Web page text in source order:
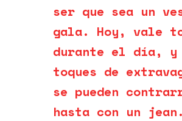
ser que sea un
gala. Hoy, vale
durante el día,
toques de
se pueden
hasta con un jean.